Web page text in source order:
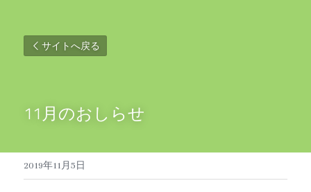
サイトへ戻る
11月のおしらせ
2019年11月5日